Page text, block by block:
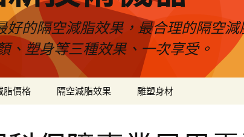
的隔空減脂效果，最合理的隔空
、塑身等三種效果、一次享受。
脂價格 隔空減脂效果 雕塑身材